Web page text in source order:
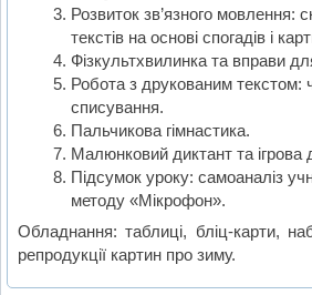
Розвиток зв’язного мовлення:
текстів на основі спогадів і
Фізкультхвилинка та вправи
Робота з друкованим текстом:
списування.
Пальчикова гімнастика.
Малюнковий диктант та ігрова
Підсумок уроку: самоаналіз
методу «Мікрофон».
Обладнання: таблиці, бліц-карти,
репродукції картин про зиму.